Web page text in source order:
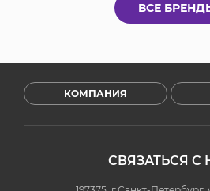
ВСЕ
КОМПАНИЯ
СВЯЗАТЬСЯ С